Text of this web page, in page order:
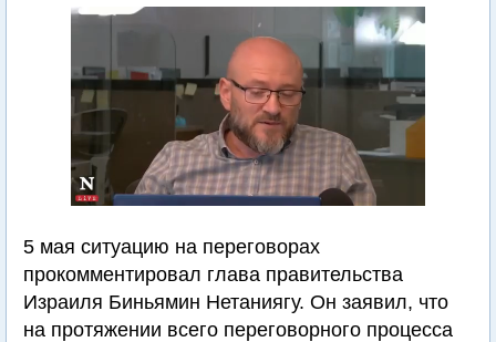
5 мая ситуацию на переговорах
прокомментировал глава правительства
Израиля Биньямин Нетаниягу. Он заявил, что
на протяжении всего переговорного процесса